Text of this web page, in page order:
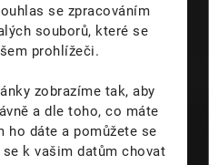
se zpracováním
souborů, které se
prohlížeči.
zobrazíme tak, aby
a dle toho, co máte
ho dáte a pomůžete se
k vašim datům chovat